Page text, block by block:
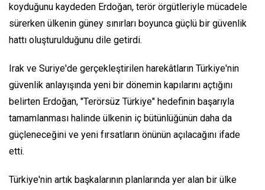
koyduğunu kaydeden Erdoğan, terör örgütleriyle mücadele
sürerken ülkenin güney sınırları boyunca güçlü bir güvenlik
hattı oluşturulduğunu dile getirdi.
Irak ve Suriye'de gerçekleştirilen harekâtların Türkiye'nin
güvenlik anlayışında yeni bir dönemin kapılarını açtığını
belirten Erdoğan, "Terörsüz Türkiye" hedefinin başarıyla
tamamlanması halinde ülkenin iç bütünlüğünün daha da
güçleneceğini ve yeni fırsatların önünün açılacağını ifade
etti.
Türkiye'nin artık başkalarının planlarında yer alan bir ülke